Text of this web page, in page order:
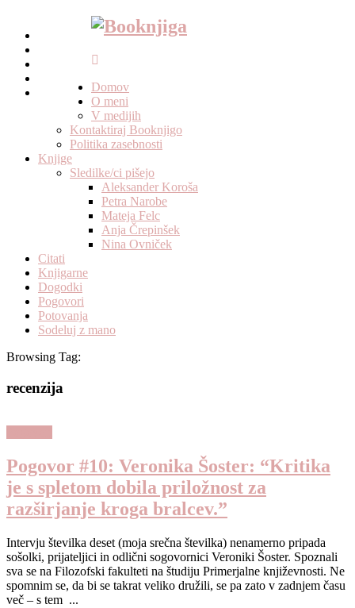
#pogovori
Domov
O meni
V medijih
Kontaktiraj Booknjigo
Politika zasebnosti
Knjige
Sledilke/ci pišejo
Aleksander Koroša
Petra Narobe
Mateja Felc
Anja Črepinšek
Nina Ovniček
Citati
Knjigarne
Dogodki
Pogovori
Potovanja
Sodeluj z mano
Browsing Tag:
recenzija
Pogovor #10: Veronika Šoster: “Kritika
je s spletom dobila priložnost za
razširjanje kroga bralcev.”
Intervju številka deset (moja srečna številka) nenamerno pripada
sošolki, prijateljici in odlični sogovornici Veroniki Šoster. Spoznali
sva se na Filozofski fakulteti na študiju Primerjalne književnosti. Ne
spomnim se, da bi se takrat veliko družili, se pa zato v zadnjem času
več – s tem ...